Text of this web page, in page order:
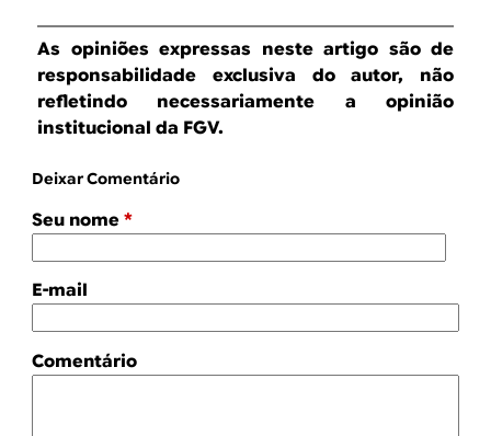
s
c
a
As opiniões expressas neste artigo são de
responsabilidade exclusiva do autor, não
refletindo necessariamente a opinião
institucional da FGV.
Deixar Comentário
Seu nome *
E-mail
Comentário